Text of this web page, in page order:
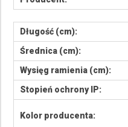
Długość (cm):
Średnica (cm):
Wysięg ramienia (cm):
Stopień ochrony IP:
Kolor producenta: